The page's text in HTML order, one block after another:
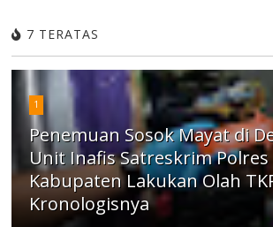
7 TERATAS
1
Penemuan Sosok Mayat di
Unit Inafis Satreskrim Polres
Kabupaten Lakukan Olah
Kronologisnya